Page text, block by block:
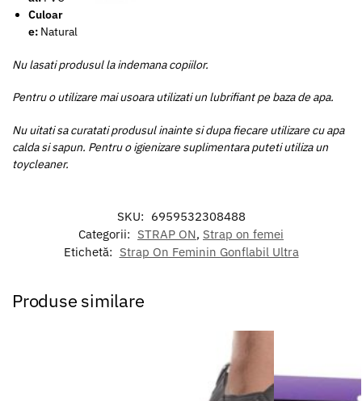
Culoar
e: Natural
Nu lasati produsul la indemana copiilor.
Pentru o utilizare mai usoara utilizati un lubrifiant pe baza de apa.
Nu uitati sa curatati produsul inainte si dupa fiecare utilizare cu apa
calda si sapun. Pentru o igienizare suplimentara puteti utiliza un
toycleaner.
SKU: 6959532308488
Categorii: STRAP ON, Strap on femei
Etichetă: Strap On Feminin Gonflabil Ultra
Produse similare